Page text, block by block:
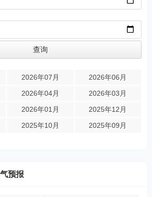
2026年07月
2026年06月
2026年04月
2026年03月
2026年01月
2025年12月
2025年10月 2025年09月
预报